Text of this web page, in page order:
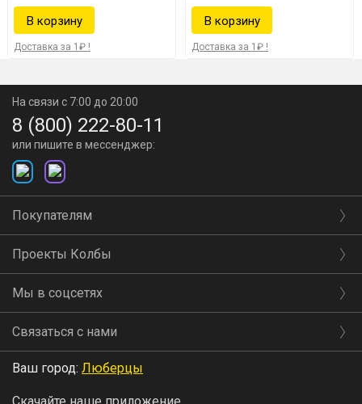
Доставка за 1₽ ! Доставка за 1₽ !
На связи с 7:00 до 20:00
8 (800) 222-80-11
или пишите в мессенджер:
Покупателям
Проекты Колбы
Мы в соцсетях
Связаться с нами
Ваш город: Люберцы